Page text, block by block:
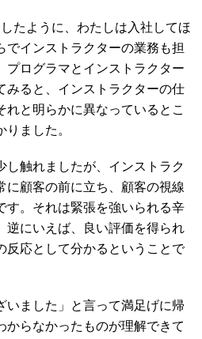
たように、わたしは入社してほ
でインストラクターの業務も担
プログラマとインストラクター
みると、インストラクターの仕
れと明らかに異なっているとこ
ました。
触れましたが、インストラク
に顧客の前に立ち、顧客の視線
す。それは緊張を強いられる辛
逆にいえば、良い評価を得られ
反応として分かるということで
ました」と言って満足げに帰
からなかったものが理解できて